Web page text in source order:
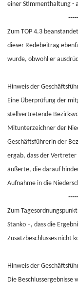
einer Stimmenthaltung -
Zum TOP 4.3
dieser Redebeitrag
wurde, obwohl er
Hinweis der
Eine Überprüfung der
stellvertretende
Mitunterzeichner der
Geschäftsführerin der
ergab, dass der
äußerte, die darauf
Aufnahme in die
Zum
Stanko –, dass die
Zusatzbeschlusses nicht
Hinweis der
Die